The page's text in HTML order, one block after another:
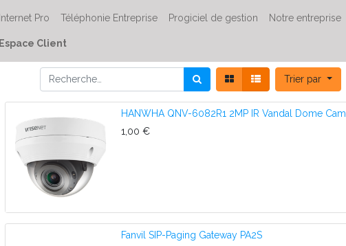
Internet Pro Téléphonie Entreprise Progiciel de gestion Notre entreprise
Espace Client
Trier par
HANWHA QNV-6082R1 2MP IR Vandal Dome
1,00 €
Fanvil SIP-Paging Gateway PA2S